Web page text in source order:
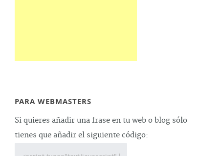
PARA WEBMASTERS
Si quieres añadir una frase en tu web o blog sólo
tienes que añadir el siguiente código: